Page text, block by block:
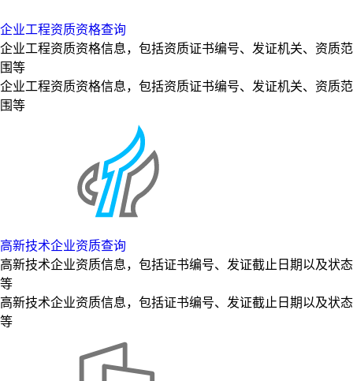
企业工程资质资格查询
企业工程资质资格信息，包括资质证书编号、发证机关、资质范
围等
企业工程资质资格信息，包括资质证书编号、发证机关、资质范
围等
高新技术企业资质查询
高新技术企业资质信息，包括证书编号、发证截止日期以及状态
等
高新技术企业资质信息，包括证书编号、发证截止日期以及状态
等